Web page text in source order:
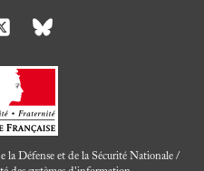
la Défense et de la Sécurité Nationale /